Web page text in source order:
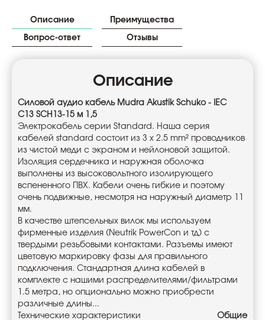
Описание Преимущества
Вопрос-ответ Отзывы
Описание
Силовой аудио кабель Mudra Akustik Schuko - IEC
C13 SCH13-15 м 1,5
Электрокабель серии Standard. Наша серия
кабелей standard состоит из 3 x 2.5 mm² проводников
из чистой меди с экраном и нейлоновой защитой.
Изоляция сердечника и наружная оболочка
выполнены из высоковольтного изолирующего
вспененного ПВХ. Кабели очень гибкие и поэтому
очень подвижные, несмотря на наружный диаметр 11
мм.
В качестве штепсельных вилок мы используем
фирменные изделия (Neutrik PowerCon и тд) с
твердыми резьбовыми контактами. Разъемы имеют
цветовую маркировку фазы для правильного
подключения. Стандартная длина кабелей в
комплекте с нашими распределителями/фильтрами
1.5 метра, но опционально можно приобрести
различные длины...
Технические характеристики
Общие